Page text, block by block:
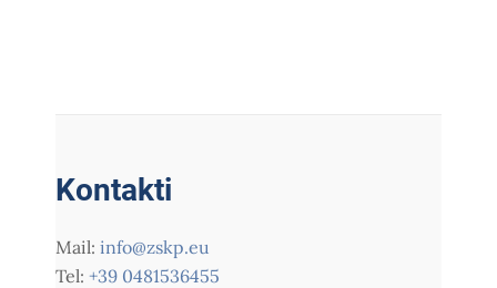
Kontakti
Mail: info@zskp.eu
Tel: +39 0481536455